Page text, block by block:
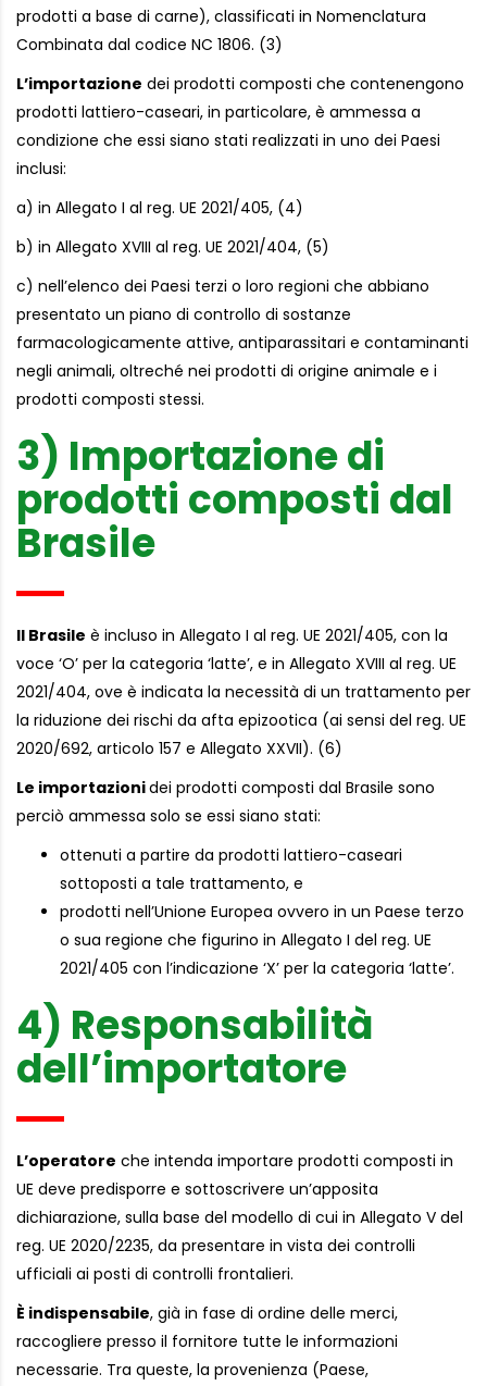
prodotti a base di carne), classificati in Nomenclatura
Combinata dal codice NC 1806. (3)
L’importazione dei prodotti composti che contenengono
prodotti lattiero-caseari, in particolare, è ammessa a
condizione che essi siano stati realizzati in uno dei Paesi
inclusi:
a) in Allegato I al reg. UE 2021/405, (4)
b) in Allegato XVIII al reg. UE 2021/404, (5)
c) nell’elenco dei Paesi terzi o loro regioni che abbiano
presentato un piano di controllo di sostanze
farmacologicamente attive, antiparassitari e contaminanti
negli animali, oltreché nei prodotti di origine animale e i
prodotti composti stessi.
3) Importazione di
prodotti composti dal
Brasile
Il Brasile è incluso in Allegato I al reg. UE 2021/405, con la
voce ‘O’ per la categoria ‘latte’, e in Allegato XVIII al reg. UE
2021/404, ove è indicata la necessità di un trattamento per
la riduzione dei rischi da afta epizootica (ai sensi del reg. UE
2020/692, articolo 157 e Allegato XXVII). (6)
Le importazionidei prodotti composti dal Brasile sono
perciò ammessa solo se essi siano stati:
ottenuti a partire da prodotti lattiero-caseari
sottoposti a tale trattamento, e
prodotti nell’Unione Europea ovvero in un Paese terzo
o sua regione che figurino in Allegato I del reg. UE
2021/405 con l’indicazione ‘X’ per la categoria ‘latte’.
4) Responsabilità
dell’importatore
L’operatore che intenda importare prodotti composti in
UE deve predisporre e sottoscrivere un’apposita
dichiarazione, sulla base del modello di cui in Allegato V del
reg. UE 2020/2235, da presentare in vista dei controlli
ufficiali ai posti di controlli frontalieri.
È indispensabile, già in fase di ordine delle merci,
raccogliere presso il fornitore tutte le informazioni
necessarie. Tra queste, la provenienza (Paese,